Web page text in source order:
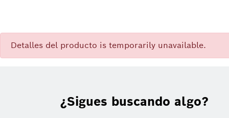
Detalles del producto is temporarily unavailable.
¿Sigues buscando algo?